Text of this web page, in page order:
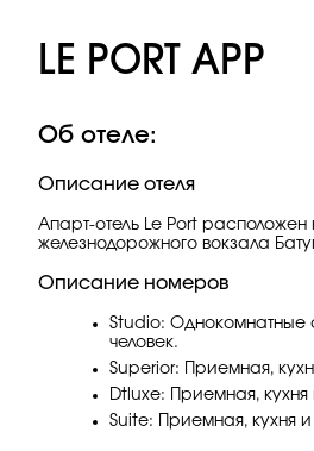
LE PORT APP
Об отеле:
Описание отеля
Апарт-отель Le Port расположен
железнодорожного вокзала
Описание номеров
Studio: Однокомнатные
человек.
Superior: Приемная,
Dtluxe: Приемная,
Suite: Приемная, кухня